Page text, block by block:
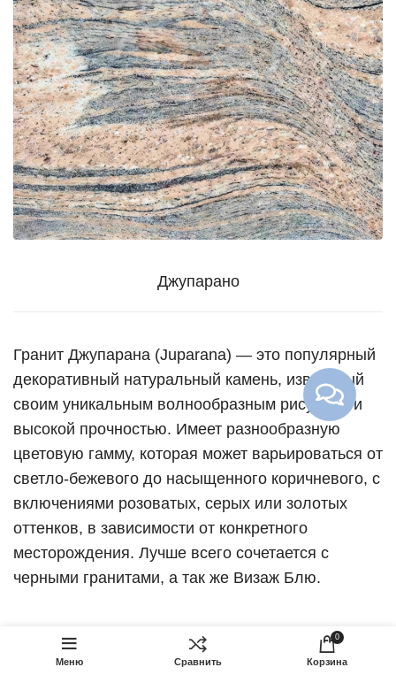
Джупарано
Гранит Джупарана (Juparana) — это популярный
декоративный натуральный камень, известный
своим уникальным волнообразным рисунком и
высокой прочностью. Имеет разнообразную
цветовую гамму, которая может варьироваться от
светло-бежевого до насыщенного коричневого, с
включениями розоватых, серых или золотых
оттенков, в зависимости от конкретного
месторождения. Лучше всего сочетается с
черными гранитами, а так же Визаж Блю.
ЭЛ-120
–
КУПИТЬ
В 1
КЛИК
Меню Сравнить
0
Корзина